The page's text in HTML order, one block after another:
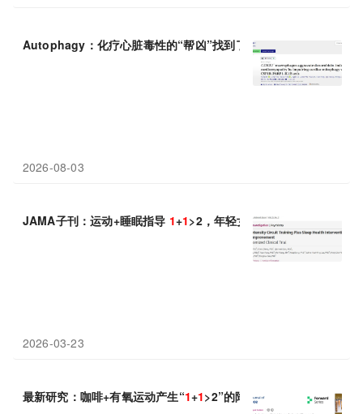
Autophagy：化疗心脏毒性的“帮凶”找到了，上海交通大学邵琴
2026-08-03
JAMA子刊：运动+睡眠指导 1+1>2，年轻女性 8 周收获优质睡眠
2026-03-23
最新研究：咖啡+有氧运动产生“1+1>2”的降脂奇迹